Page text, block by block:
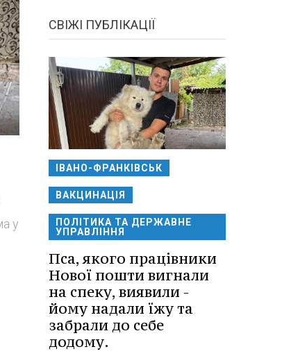
у
СВІЖІ ПУБЛІКАЦІЇ
ІВАНО-ФРАНКІВСЬК
ВАКЦИНАЦІЯ
ПОЛІТИКА ТА ДЕРЖАВНЕ
УПРАВЛІННЯ
Пса, якого працівники
Нової пошти вигнали
на спеку, виявили -
йому надали їжу та
забрали до себе
додому.